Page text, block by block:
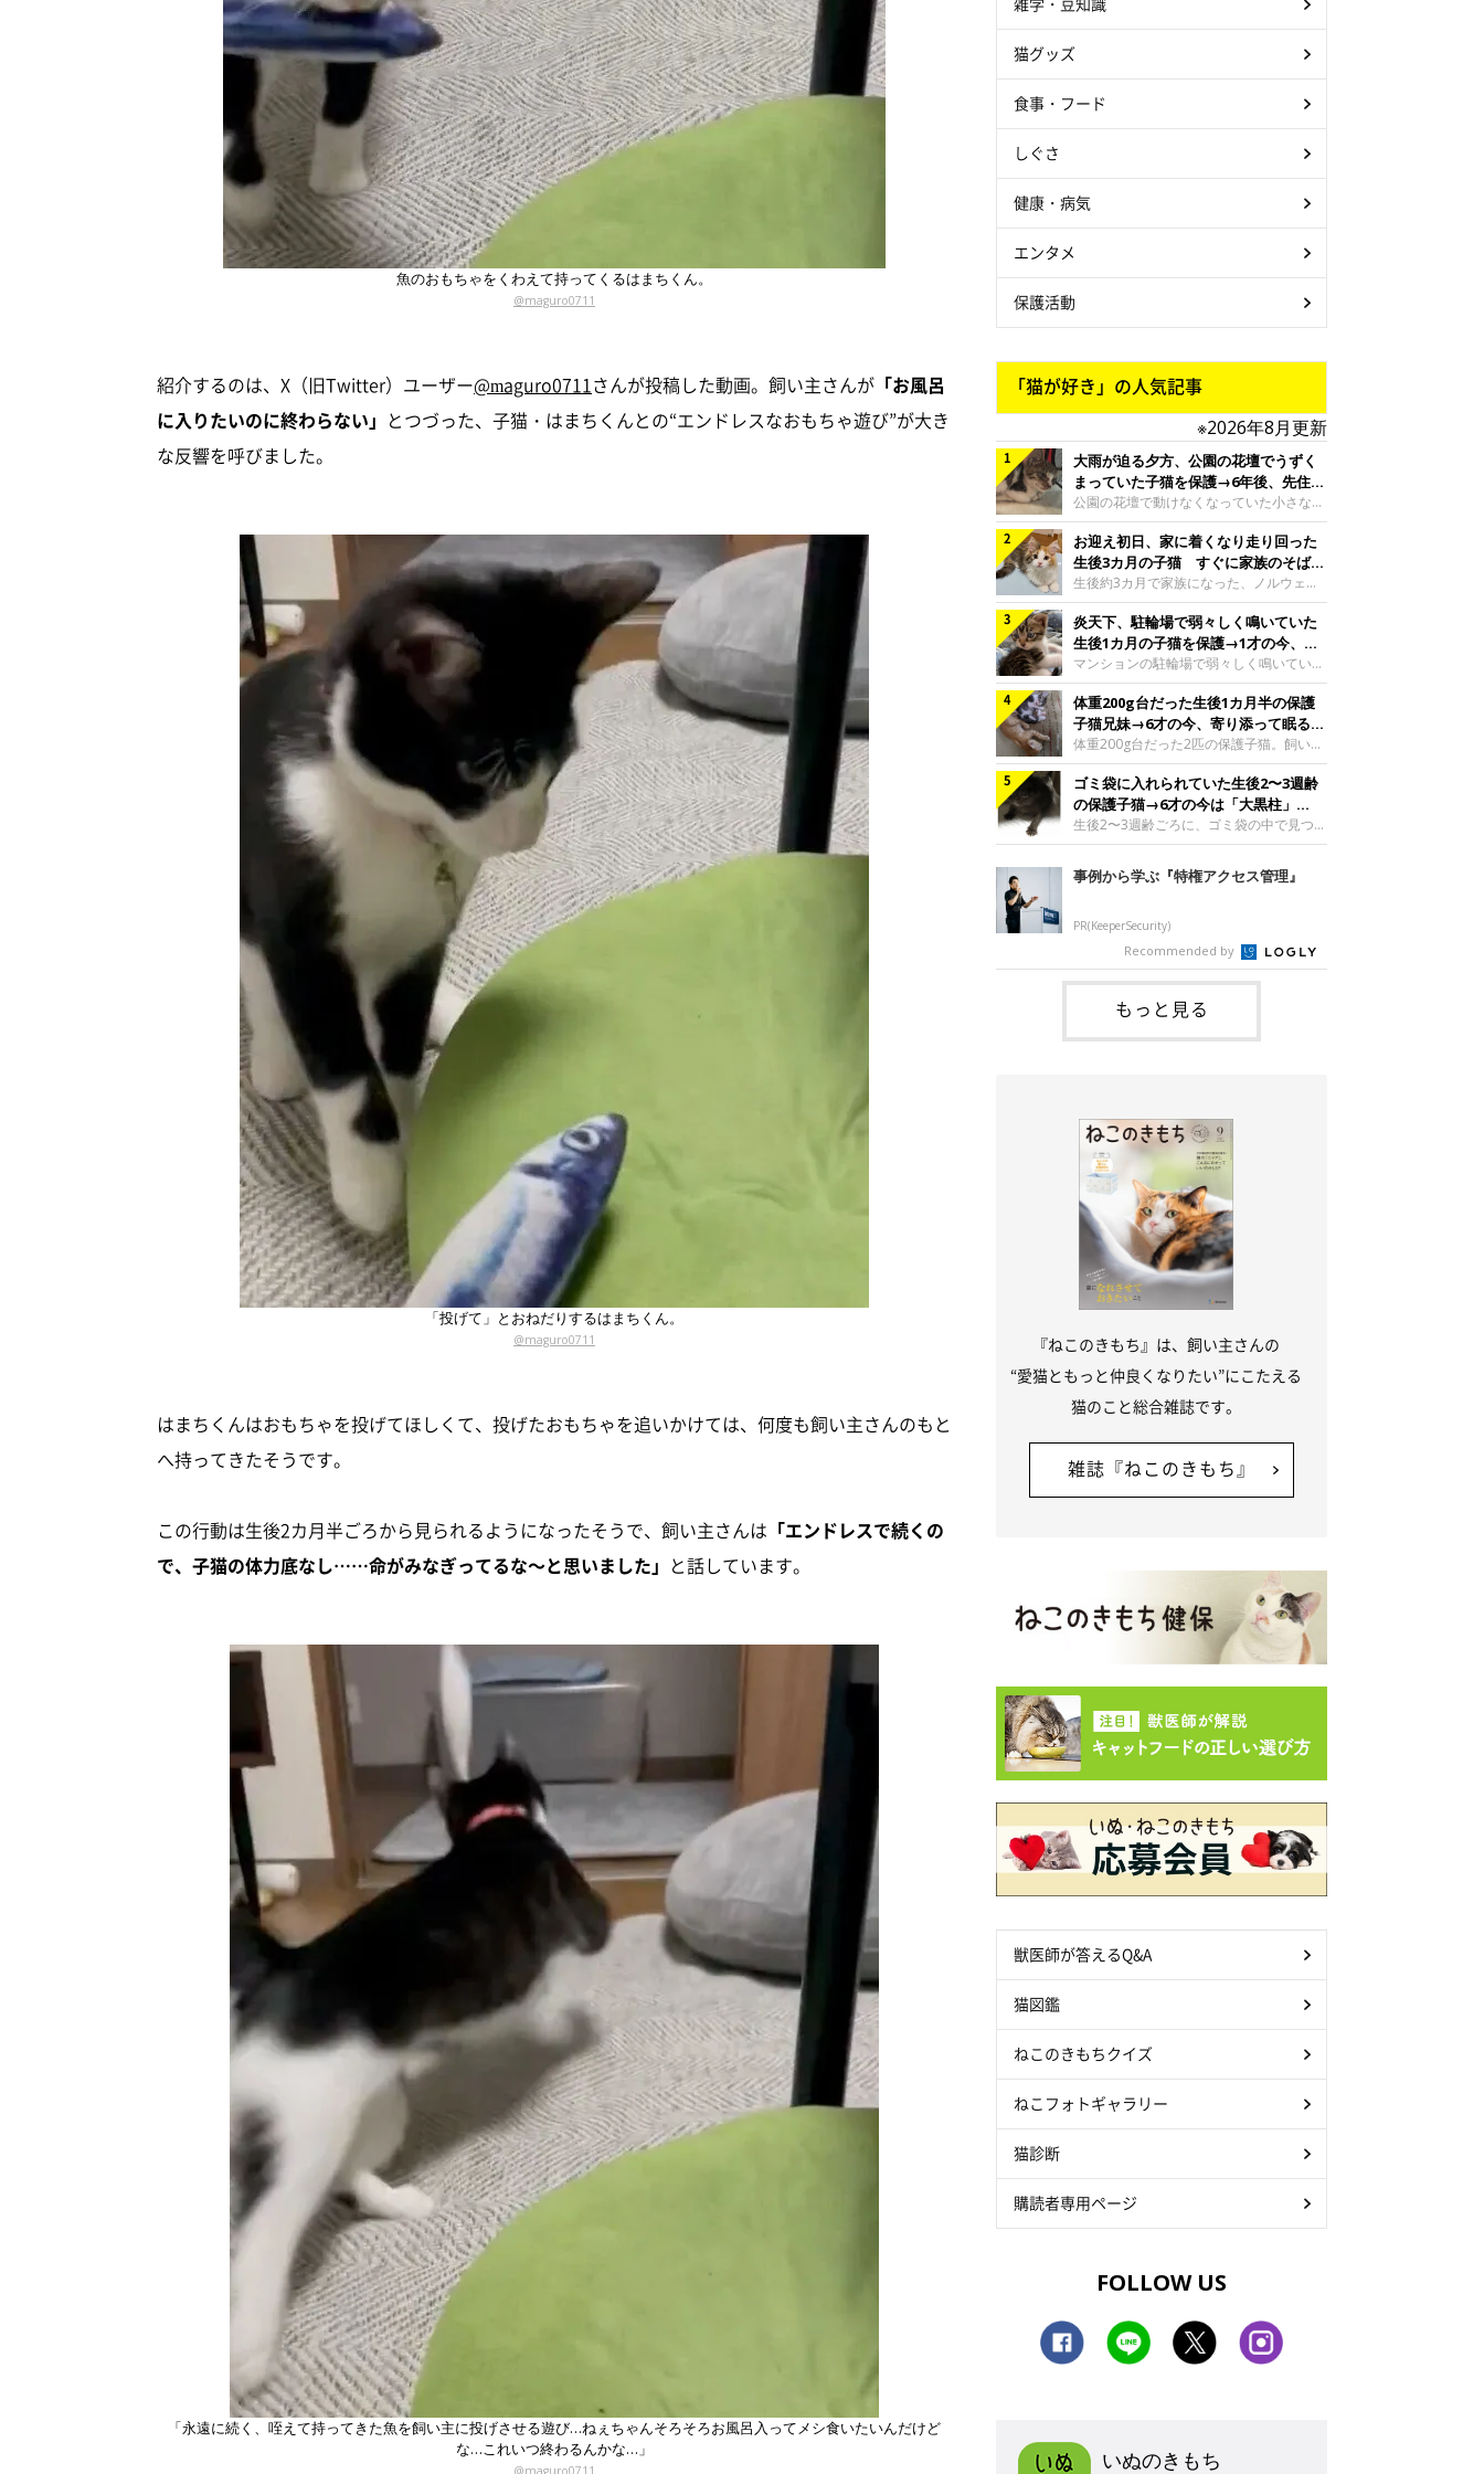
魚のおもちゃをくわえて持ってくるはまちくん。
@maguro0711
紹介するのは、X（旧Twitter）ユーザー@maguro0711 さんが投稿した動画。飼い主さんが 「お風呂
に入りたいのに終わらない」 とつづった、子猫・はまちくんとの“エンドレスなおもちゃ遊び”が大き
な反響を呼びました。
「投げて」とおねだりするはまちくん。
@maguro0711
はまちくんはおもちゃを投げてほしくて、投げたおもちゃを追いかけては、何度も飼い主さんのもと
へ持ってきたそうです。
この行動は生後2カ月半ごろから見られるようになったそうで、飼い主さんは 「エンドレスで続くの
で、子猫の体力底なし……命がみなぎってるな～と思いました」 と話しています。
「永遠に続く、咥えて持ってきた魚を飼い主に投げさせる遊び…ねぇちゃんそろそろお風呂入ってメシ食いたいんだけど
な…これいつ終わるんかな…」
@maguro0711
猫グッズ
食事・フード
しぐさ
健康・病気
エンタメ
保護活動
「猫が好き」の人気記事
※2026年8月更新
大雨が迫る夕方、公園の花壇でうずく
まっていた子猫を保護→6年後、先住猫
と“姉妹”のような関係に
公園の花壇で動けなくなっていた小さな子
猫。家族に迎えられてから6年、先住猫と
の間には深い絆が育まれていました。保護
当時のティダちゃん。
@muumuu62197189紹介するのは、
X（旧Twitter）ユーザー
@muumuu62197189さんの愛猫・ティダ
ちゃん（取材時6才）の成長記録です。こ
ちらは、生後3カ月ごろのティダちゃん。
飼い主さんが出会ったのは、夜から大雨に
なると予報されていた日の夕方でした。花
壇で動けずにいた子猫保護したばかりのテ
ィダちゃん。@muumuu62197189飼い主
さんは、公園の
お迎え初日、家に着くなり走り回った
生後3カ月の子猫 すぐに家族のそばで
落ち着く姿に「迎えてよかった」
生後約3カ月で家族になった、ノルウェー
ジャンフォレストキャットの子猫。お迎え
翌日には、すでに家でくつろぐ様子を見せ
ていました。お迎え翌日、ベッドでうとう
とするむうちゃんお迎え翌日のむうちゃ
ん。@umimugi0304紹介するのは、
Instagramユーザー@umimugi0304さんの
愛猫・むうちゃん（撮影時、生後約3カ月
／ノルウェージャンフォレストキャッ
ト）。こちらは、お迎え翌日に撮影された
一枚。ゴハンをお腹いっぱい食べたむうち
ゃんは眠くなり、飼い主さん夫婦のベッド
でうとうとし始めたのだとか。飼い主さ
炎天下、駐輪場で弱々しく鳴いていた
生後1カ月の子猫を保護→1才の今、筋
肉質でツンデレなコに成長
マンションの駐輪場で弱々しく鳴いてい
た、生後1カ月ほどの子猫。家族に迎えら
れてから1年、体も行動も大きく成長しま
した。炎天下の駐輪場で鳴いていた小さな
子猫保護当時のモモちゃん。@Kingponzu
紹介するのは、X（旧Twitter）ユーザー
@Kingponzuさんの愛猫・モモちゃん（取
材時1才）の成長記録です。こちらは、モ
モちゃんが生後1カ月ごろに撮影された一
枚。飼い主さんの自宅マンションの駐輪場
です。子猫時代のモモちゃん。
体重200g台だった生後1カ月半の保護
子猫兄妹→6才の今、寄り添って眠る姿
にほっこり！
体重200g台だった2匹の保護子猫。飼い主
さんの家族になってから6年、ともに成長
するなかで、2匹の関係にも少しずつ変化
が見られました。家族になったばかりの小
さな兄妹猫（写真上から）妹猫・てんちゃ
ん、兄猫・ラムくん。@ten_ramu紹介す
るのは、X（旧Twitter）ユーザー
@ten_ramuさんの愛猫・ラムくんとてん
す。この写真は、お迎えして間もない生後
1カ月半ごろの2匹。当時、ラムくんは260
グラム、てんちゃんは209グラムと、どち
らもとても小さな体でした。2匹
ゴミ袋に入れられていた生後2〜3週齢
の保護子猫→6才の今は「大黒柱」
に！ 美しい黒猫に成長した姿にグッ
とくる
生後2〜3週齢ごろに、ゴミ袋の中で見つか
った小さな命。ミルクから育てられたその
子猫は今、家族に欠かせない存在へと成長
しました。ゴミ袋の中で見つかった、ミニ
たころの、生後2〜3週齢ごろのドンちゃ
ん。@doddou_1今回紹介するのは、
X（旧Twitter）ユーザー@doddou_1さん
の愛猫・ドンちゃん（取材時、推定6才／
本名：ドミトリー・ドンスコイ）。ドンち
ゃんは、保護猫でした。ドンちゃんが見つ
かったのは、飼い主さんの姉の勤め先の敷
事例から学ぶ『特権アクセス管理』
PR(KeeperSecurity)
Recommended by
もっと見る
『ねこのきもち』は、飼い主さんの
“愛猫ともっと仲良くなりたい”にこたえる
猫のこと総合雑誌です。
雑誌『ねこのきもち』
獣医師が答えるQ&A
猫図鑑
ねこのきもちクイズ
ねこフォトギャラリー
猫診断
購読者専用ページ
FOLLOW US
いぬのきもち